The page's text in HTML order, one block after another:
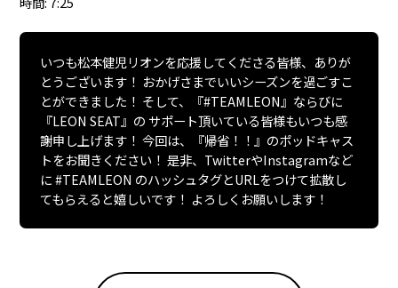
ヤ
いつも松本健児リオンを応援してくださる皆様、ありが
とうございます！ おかげさまでいいシーズンを過ごすこ
とができました！ そして、『#TEAMLEON』ならびに
『LEON SEAT』の サポート頂いている皆様もいつも感
謝申し上げます！ 今回は、『帰省！！』のポッドキャス
トをお聞きください！ 是非、TwitterやInstagramなど
に #TEAMLEON のハッシュタグとURLをつけて拡散し
てもらえると嬉しいです！ よろしくお願いします！